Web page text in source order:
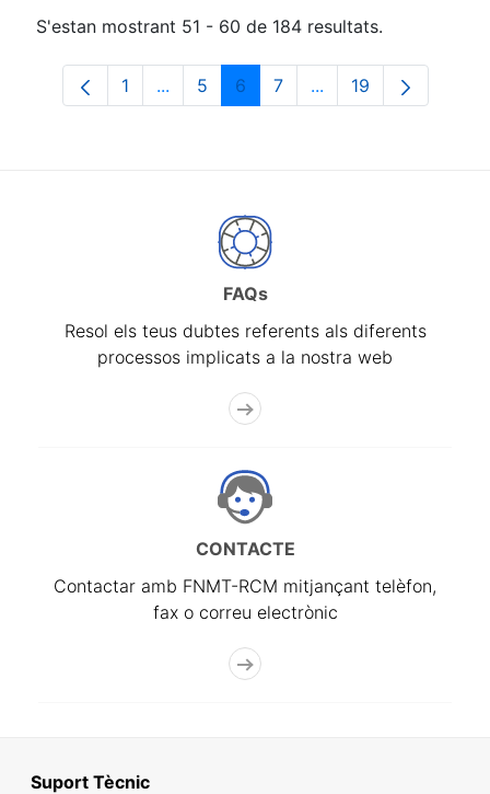
S'estan mostrant 51 - 60 de 184 resultats.
Pàgina
1 ...Pàgines intermèdies Utilitzeu TAB per
Pàgina
5 Pàgina
6 Pàgina
7 ...PàginesPàgina
19
FAQs
Resol els teus dubtes referents als diferents
processos implicats a la nostra web
CONTACTE
Contactar amb FNMT-RCM mitjançant telèfon,
fax o correu electrònic
Suport Tècnic